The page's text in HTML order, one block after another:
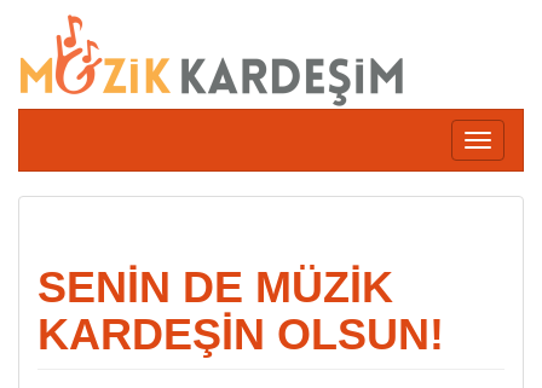
değiştir
SENİN DE MÜZİK
KARDEŞİN OLSUN!